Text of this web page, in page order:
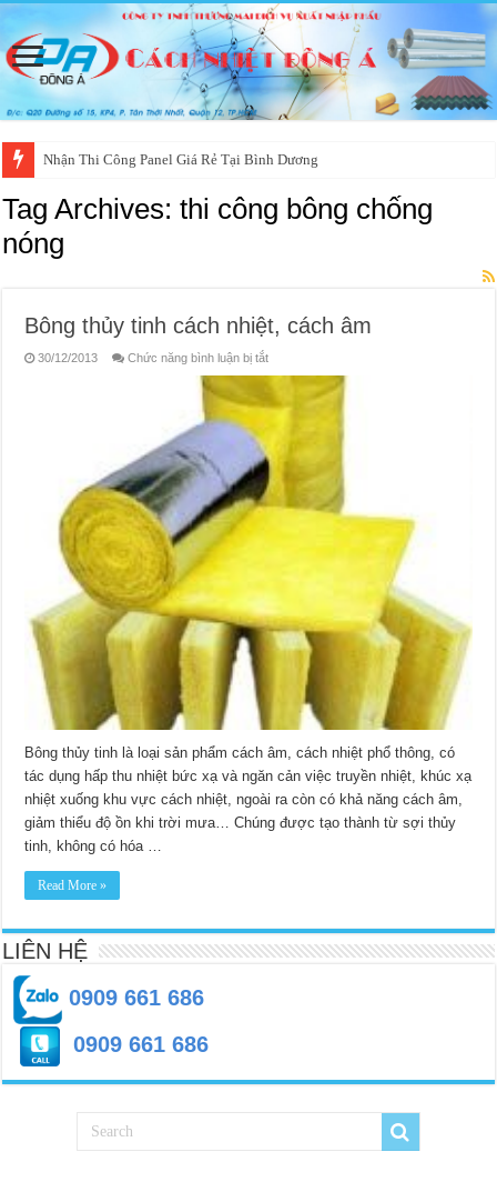
Nhận Thi Công Panel Giá Rẻ Tại Bình Dương
Tag Archives:thi công bông chống
nóng
Bông thủy tinh cách nhiệt, cách âm
30/12/2013 Chức năng bình luận bị tắtở
cách
âm
Bông thủy tinh là loại sản phẩm cách âm, cách nhiệt phổ thông, có
tác dụng hấp thu nhiệt bức xạ và ngăn cản việc truyền nhiệt, khúc xạ
nhiệt xuống khu vực cách nhiệt, ngoài ra còn có khả năng cách âm,
giảm thiểu độ ồn khi trời mưa… Chúng được tạo thành từ sợi thủy
tinh, không có hóa …
Read More »
LIÊN HỆ
0909 661 686
0909 661 686